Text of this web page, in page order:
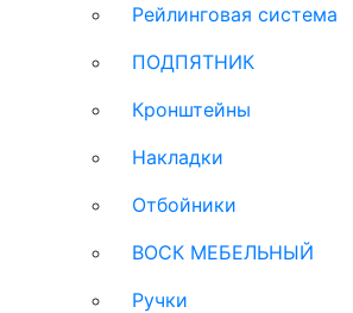
Рейлинговая система
ПОДПЯТНИК
Кронштейны
Накладки
Отбойники
ВОСК МЕБЕЛЬНЫЙ
Ручки